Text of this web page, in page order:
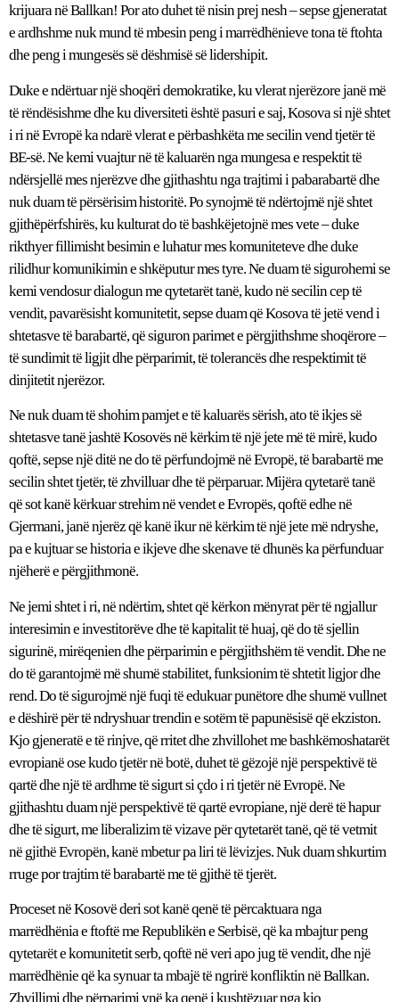
krijuara në Ballkan! Por ato duhet të nisin prej nesh – sepse gjeneratat
e ardhshme nuk mund të mbesin peng i marrëdhënieve tona të ftohta
dhe peng i mungesës së dëshmisë së lidershipit.
Duke e ndërtuar një shoqëri demokratike, ku vlerat njerëzore janë më
të rëndësishme dhe ku diversiteti është pasuri e saj, Kosova si një shtet
i ri në Evropë ka ndarë vlerat e përbashkëta me secilin vend tjetër të
BE-së. Ne kemi vuajtur në të kaluarën nga mungesa e respektit të
ndërsjellë mes njerëzve dhe gjithashtu nga trajtimi i pabarabartë dhe
nuk duam të përsërisim historitë. Po synojmë të ndërtojmë një shtet
gjithëpërfshirës, ku kulturat do të bashkëjetojnë mes vete – duke
rikthyer fillimisht besimin e luhatur mes komuniteteve dhe duke
rilidhur komunikimin e shkëputur mes tyre. Ne duam të sigurohemi se
kemi vendosur dialogun me qytetarët tanë, kudo në secilin cep të
vendit, pavarësisht komunitetit, sepse duam që Kosova të jetë vend i
shtetasve të barabartë, që siguron parimet e përgjithshme shoqërore –
të sundimit të ligjit dhe përparimit, të tolerancës dhe respektimit të
dinjitetit njerëzor.
Ne nuk duam të shohim pamjet e të kaluarës sërish, ato të ikjes së
shtetasve tanë jashtë Kosovës në kërkim të një jete më të mirë, kudo
qoftë, sepse një ditë ne do të përfundojmë në Evropë, të barabartë me
secilin shtet tjetër, të zhvilluar dhe të përparuar. Mijëra qytetarë tanë
që sot kanë kërkuar strehim në vendet e Evropës, qoftë edhe në
Gjermani, janë njerëz që kanë ikur në kërkim të një jete më ndryshe,
pa e kujtuar se historia e ikjeve dhe skenave të dhunës ka përfunduar
njëherë e përgjithmonë.
Ne jemi shtet i ri, në ndërtim, shtet që kërkon mënyrat për të ngjallur
interesimin e investitorëve dhe të kapitalit të huaj, që do të sjellin
sigurinë, mirëqenien dhe përparimin e përgjithshëm të vendit. Dhe ne
do të garantojmë më shumë stabilitet, funksionim të shtetit ligjor dhe
rend. Do të sigurojmë një fuqi të edukuar punëtore dhe shumë vullnet
e dëshirë për të ndryshuar trendin e sotëm të papunësisë që ekziston.
Kjo gjeneratë e të rinjve, që rritet dhe zhvillohet me bashkëmoshatarët
evropianë ose kudo tjetër në botë, duhet të gëzojë një perspektivë të
qartë dhe një të ardhme të sigurt si çdo i ri tjetër në Evropë. Ne
gjithashtu duam një perspektivë të qartë evropiane, një derë të hapur
dhe të sigurt, me liberalizim të vizave për qytetarët tanë, që të vetmit
në gjithë Evropën, kanë mbetur pa liri të lëvizjes. Nuk duam shkurtim
rruge por trajtim të barabartë me të gjithë të tjerët.
Proceset në Kosovë deri sot kanë qenë të përcaktuara nga
marrëdhënia e ftoftë me Republikën e Serbisë, që ka mbajtur peng
qytetarët e komunitetit serb, qoftë në veri apo jug të vendit, dhe një
marrëdhënie që ka synuar ta mbajë të ngrirë konfliktin në Ballkan.
Zhvillimi dhe përparimi ynë ka qenë i kushtëzuar nga kjo